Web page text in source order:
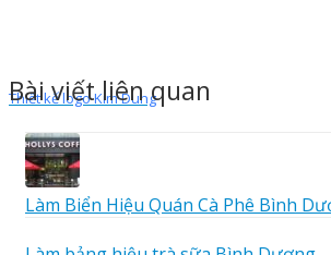
Thiết kế logo Kim Dung
Bài viết liên quan
Làm Biển Hiệu Quán Cà Phê Bình